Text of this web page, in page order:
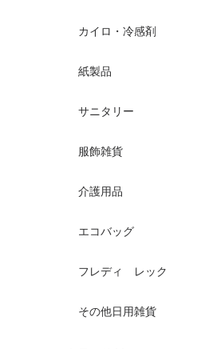
カイロ・冷感剤
紙製品
サニタリー
服飾雑貨
介護用品
エコバッグ
フレディ レック
その他日用雑貨